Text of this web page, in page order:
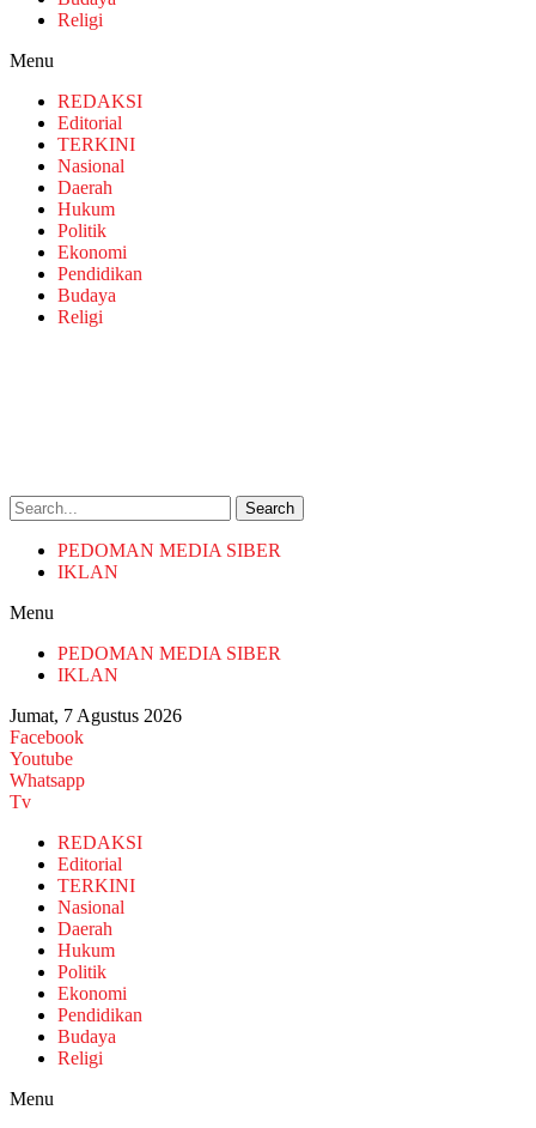
Religi
Menu
REDAKSI
Editorial
TERKINI
Nasional
Daerah
Hukum
Politik
Ekonomi
Pendidikan
Budaya
Religi
Search
PEDOMAN MEDIA SIBER
IKLAN
Menu
PEDOMAN MEDIA SIBER
IKLAN
Jumat, 7 Agustus 2026
Facebook
Youtube
Whatsapp
Tv
REDAKSI
Editorial
TERKINI
Nasional
Daerah
Hukum
Politik
Ekonomi
Pendidikan
Budaya
Religi
Menu